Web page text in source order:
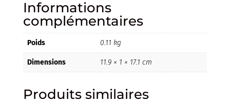
Informations
complémentaires
Poids 0.11 kg
Dimensions 11.9 × 1 × 17.1 cm
Produits similaires